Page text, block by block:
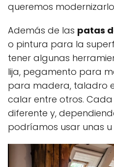
queremos
Además de las patas
o pintura para la
tener algunas
lija, pegamento para
para madera, taladro
calar entre otros. Cada
diferente y,
podríamos usar unas